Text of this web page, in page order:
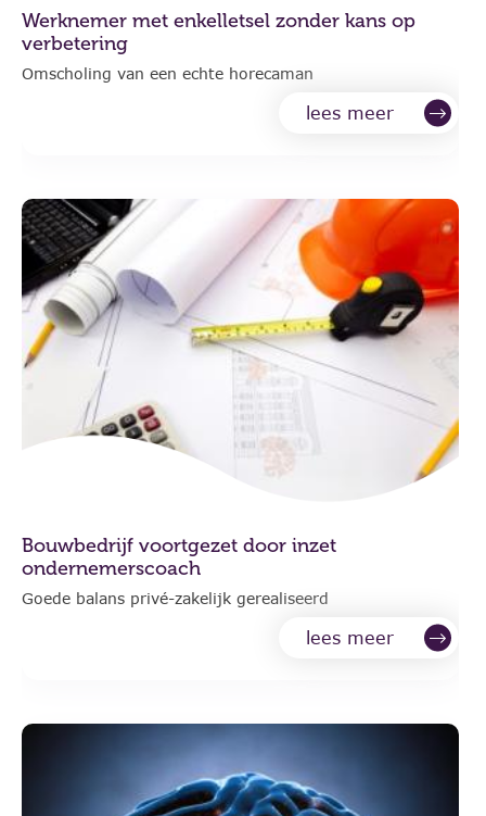
Werknemer met enkelletsel zonder kans op
verbetering
Omscholing van een echte horecaman
lees meer
Bouwbedrijf voortgezet door inzet
ondernemerscoach
Goede balans privé-zakelijk gerealiseerd
lees meer